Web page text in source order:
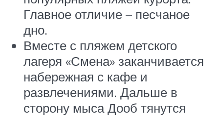
Главное отличие – песчаное
дно.
Вместе с пляжем детского
лагеря «Смена» заканчивается
набережная с кафе и
развлечениями. Дальше в
сторону мыса Дооб тянутся